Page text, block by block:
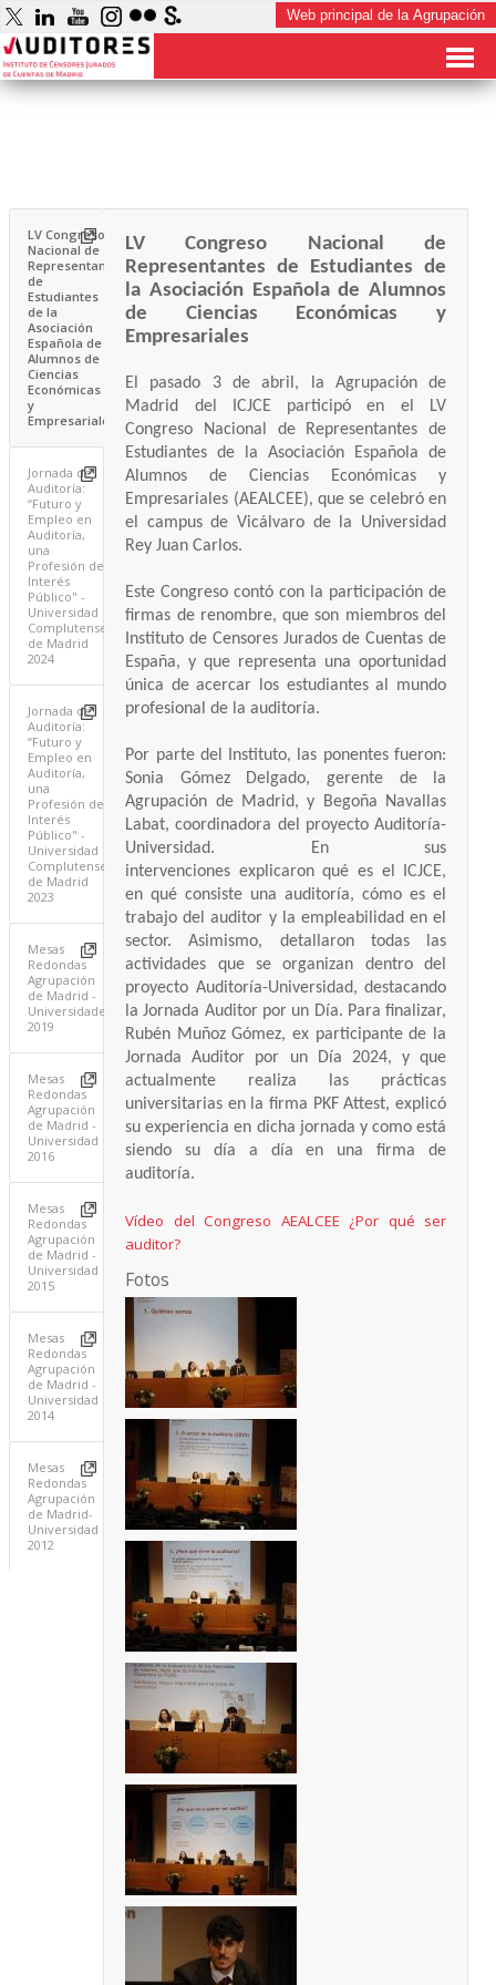
LV Congreso
Nacional de
Representantes
de
Estudiantes
de la
Asociación
Española de
Alumnos de
Ciencias
Económicas
y
Empresariales
Jornada de
Auditoría:
“Futuro y
Empleo en
Auditoría,
una
Profesión de
Interés
Público" -
Universidad
Complutense
de Madrid
2024
Jornada de
Auditoría:
“Futuro y
Empleo en
Auditoría,
una
Profesión de
Interés
Público" -
Universidad
Complutense
de Madrid
2023
Mesas
Redondas
Agrupación
de Madrid -
Universidades
2019
Mesas
Redondas
Agrupación
de Madrid -
Universidad
2016
Mesas
Redondas
Agrupación
de Madrid -
Universidad
2015
Mesas
Redondas
Agrupación
de Madrid -
Universidad
2014
Mesas
Redondas
Agrupación
de Madrid-
Universidad
2012
LV Congreso Nacional de
Representantes de Estudiantes de
la Asociación Española de Alumnos
de Ciencias Económicas y
Empresariales
El pasado 3 de abril,
la Agrupación de
Madrid del ICJCE participó en el LV
Congreso Nacional de Representantes de
Estudiantes de la Asociación Española de
Alumnos de Ciencias Económicas y
Empresariales (AEALCEE), que se celebró en
el campus de Vicálvaro de la Universidad
Rey Juan Carlos.
Este Congreso contó con la participación de
firmas de renombre, que son miembros del
Instituto de Censores Jurados de Cuentas de
España, y que representa una oportunidad
única de acercar los estudiantes al mundo
profesional de la auditoría.
Por parte del Instituto, las ponentes fueron:
Sonia Gómez Delgado, gerente de la
Agrupación de Madrid, y Begoña Navallas
Labat, coordinadora del proyecto Auditoría-
Universidad. En sus
intervenciones explicaron qué es el ICJCE,
en qué consiste una auditoría, cómo es el
trabajo del auditor y la empleabilidad en el
sector. Asimismo, detallaron todas las
actividades que se organizan dentro del
proyecto Auditoría-Universidad, destacando
la Jornada Auditor por un Día. Para finalizar,
Rubén Muñoz Gómez, ex participante de la
Jornada Auditor por un Día 2024, y que
actualmente realiza las prácticas
universitarias en la firma PKF Attest, explicó
su experiencia en dicha jornada y como está
siendo su día a día en una firma de
auditoría.
Vídeo del Congreso AEALCEE ¿Por qué ser
auditor?
Fotos